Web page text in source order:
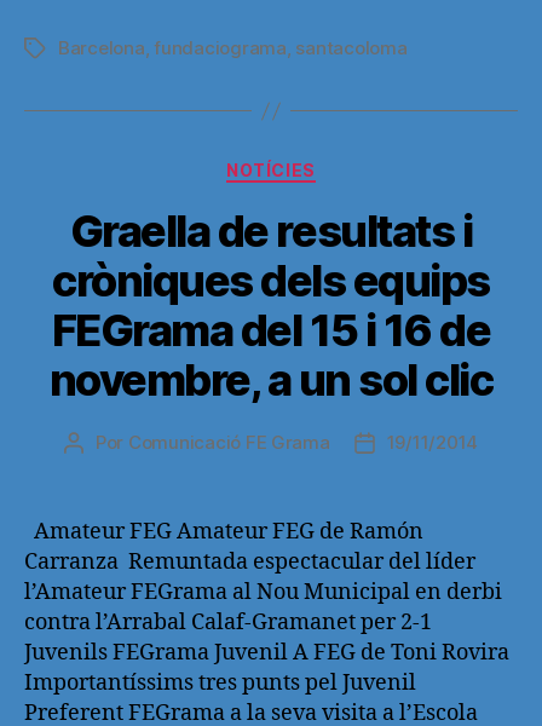
Etiquetas
Barcelona, fundaciograma, santacoloma
Categorías
NOTÍCIES
Graella de resultats i
cròniques dels equips
FEGrama del 15 i 16 de
novembre, a un sol clic
Autor
entrada
Por Comunicació FE Grama
Fecha
entrada
19/11/2014
Amateur FEG Amateur FEG de Ramón
Carranza Remuntada espectacular del líder
l’Amateur FEGrama al Nou Municipal en derbi
contra l’Arrabal Calaf-Gramanet per 2-1
Juvenils FEGrama Juvenil A FEG de Toni Rovira
Importantíssims tres punts pel Juvenil
Preferent FEGrama a la seva visita a l’Escola